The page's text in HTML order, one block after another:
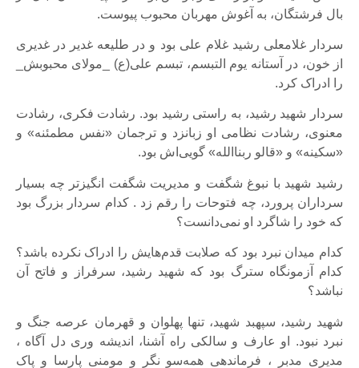
بال فرشتگان، به آغوش مهربان محبوب پیوست.
سردار غلامعلی رشید غلام علی بود و در طلیعه غدیر در غدیری
از خون، در آستانه یوم التبسم، تبسم علی(ع) _مولای محبوبش_
را ادراک کرد.
سردار شهید رشید، به راستی رشید بود. رشادت فکری، رشادت
معنوی، رشادت نظامی او زبانزد و ترجمان «نفس مطمئنه» و
«سکینه» و «قالو ربناالله» گویی‌اش بود.
رشید شهید با نبوغ شگفت و مدیریت شگفت انگیزتر چه بسیار
سرداران پرورد، چه فتوحات را رقم زد . کدام سردار بزرگ بود
که خود را شاگرد او نمی‌دانست؟
کدام میدان نبرد بود که صلابت قدم‌هایش را ادراک نکرده باشد؟
کدام آزمونگاه سترگ بود که شهید رشید، سرفراز و فاتح آن
نباشد؟
شهید رشید، سپهبد شهید، تنها پهلوان و قهرمان عرصه جنگ و
نبرد نبود. او عارف و سالکی راه آشنا، اندیشه وری دل آگاه ،
مدیری مدبر ، فرماندهی همه‌سو نگر و مومنی پارسا و پاک